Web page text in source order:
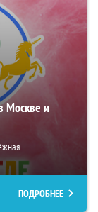
Москве и
ПОДРОБНЕЕ